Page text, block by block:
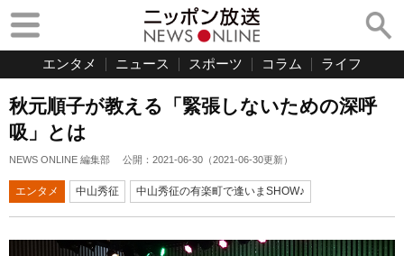
エンタメ ニュース スポーツ コラム ライフ
秋元順子が教える「緊張しないための深呼
吸」とは
NEWS ONLINE 編集部 公開： 2021-06-30 （2021-06-30更新）
エンタメ 中山秀征 中山秀征の有楽町で逢いまSHOW♪